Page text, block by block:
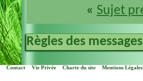
« Sujet
Règles des messages
Contact Vie Privée Charte du site Mentions Légales